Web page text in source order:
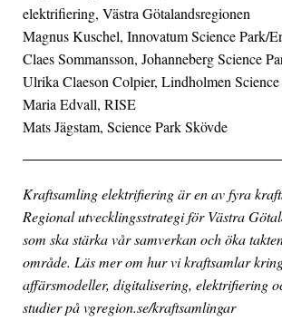
elektrifiering, Västra Götalandsregionen
Magnus Kuschel, Innovatum Science Park/
Claes Sommansson, Johanneberg Science
Ulrika Claeson Colpier, Lindholmen
Maria Edvall, RISE
Mats Jägstam, Science Park Skövde
Kraftsamling elektrifiering är en av fyra
Regional utvecklingsstrategi för Västra
som ska stärka vår samverkan och öka
område. Läs mer om hur vi kraftsamlar
affärsmodeller, digitalisering, elektrifiering
studier på vgregion.se/kraftsamlingar